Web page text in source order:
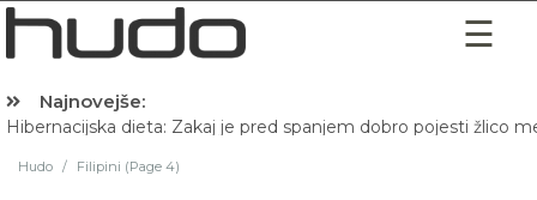
Najnovejše:
Hibernacijska dieta: Zakaj je pred spanjem dobro pojesti žlico
Hudo / Filipini (Page 4)